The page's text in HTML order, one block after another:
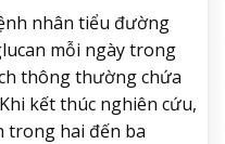
nhân tiểu đường
mỗi ngày trong
thông thường chứa
kết thúc nghiên cứu,
trong hai đến ba